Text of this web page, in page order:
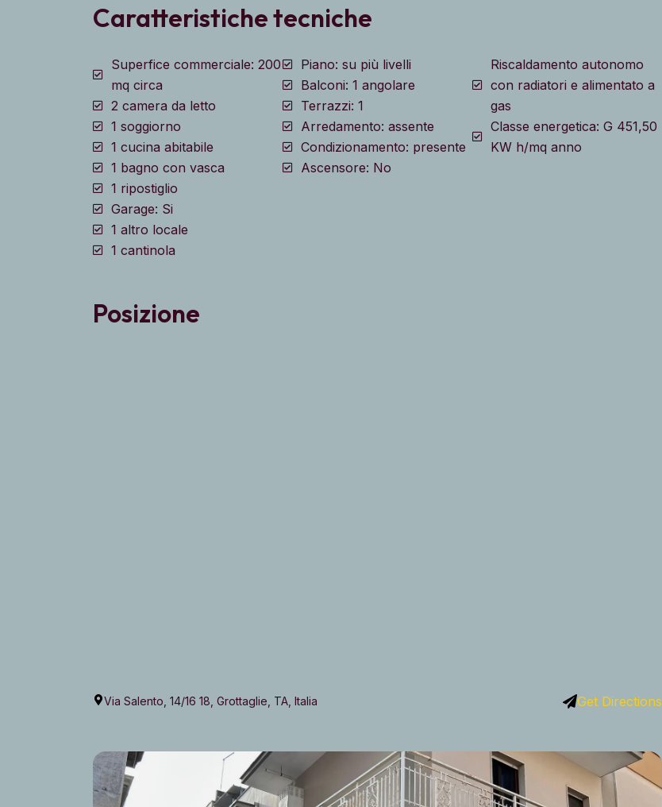
Caratteristiche tecniche
Superfice commerciale: 200
mq circa
2 camera da letto
1 soggiorno
1 cucina abitabile
1 bagno con vasca
1 ripostiglio
Garage: Si
1 altro locale
1 cantinola
Piano: su più livelli
Balconi: 1 angolare
Terrazzi: 1
Arredamento: assente
Condizionamento: presente
Ascensore: No
Riscaldamento autonomo
con radiatori e alimentato a
gas
Classe energetica: G 451,50
KW h/mq anno
Posizione
Via Salento, 14/16 18, Grottaglie, TA, Italia Get Directions